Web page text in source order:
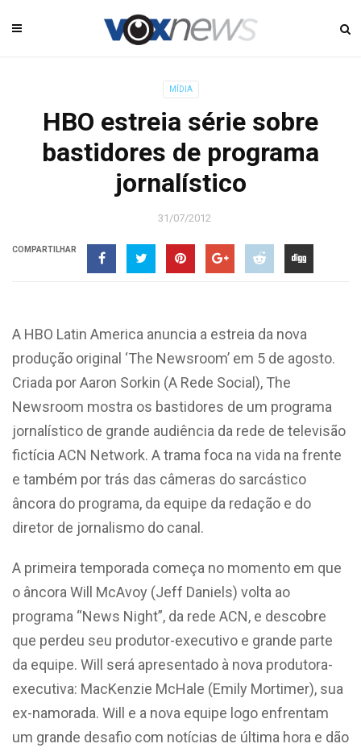
MÍDIA
HBO estreia série sobre
bastidores de programa
jornalístico
31/07/2012
COMPARTILHAR
A HBO Latin America anuncia a estreia da nova
produção original ‘The Newsroom’ em 5 de agosto.
Criada por Aaron Sorkin (A Rede Social), The
Newsroom mostra os bastidores de um programa
jornalístico de grande audiência da rede de televisão
fictícia ACN Network. A trama foca na vida na frente
e também por trás das câmeras do sarcástico
âncora do programa, da equipe da redação e do
diretor de jornalismo do canal.
A primeira temporada começa no momento em que
o âncora Will McAvoy (Jeff Daniels) volta ao
programa “News Night”, da rede ACN, e descobre
que perdeu seu produtor-executivo e grande parte
da equipe. Will será apresentado à nova produtora-
executiva: MacKenzie McHale (Emily Mortimer), sua
ex-namorada. Will e a nova equipe logo enfrentam
um grande desafio com notícias de última hora e dão